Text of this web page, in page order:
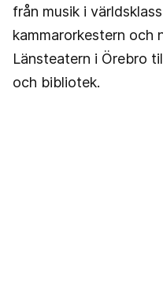
från musik i
kammarorkestern och
Länsteatern i Örebro
och bibliotek.